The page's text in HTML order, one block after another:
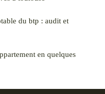
du btp : audit et
en quelques